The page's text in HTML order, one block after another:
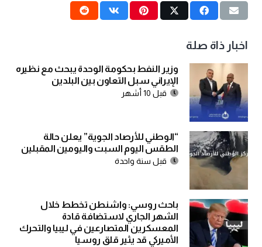
اخبار ذاة صلة
وزير النفط بحكومة الوحدة يبحث مع نظيره
الإيراني سبل التعاون بين البلدين
قبل 10 أشهر
“الوطني للأرصاد الجوية” يعلن حالة
الطقس اليوم السبت واليومين المقبلين
قبل سنة واحدة
باحث روسي: واشنطن تخطط خلال
الشهر الجاري لاستضافة قادة
المعسكرين المتصارعين في ليبيا والتحرك
الأميركي قد يثير قلق روسيا